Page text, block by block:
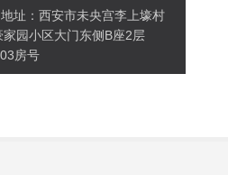
地址：西安市未央宫李上壕村
家园小区大门东侧B座2层
房号